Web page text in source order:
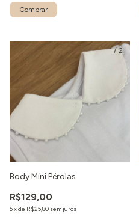
1/2
Body Mini Pérolas
R$129,00
5xde R$25,80 sem juros